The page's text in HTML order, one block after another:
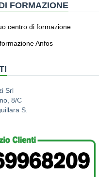
FORMAZIONE
centro di formazione
Anfos
Srl
8/C
S.